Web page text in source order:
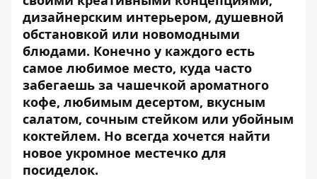
дизайнерским интерьером, душевной
обстановкой или новомодными
блюдами. Конечно у каждого есть
самое любимое место, куда часто
забегаешь за чашечкой ароматного
кофе, любимым десертом, вкусным
салатом, сочным стейком или убойным
коктейлем. Но всегда хочется найти
новое укромное местечко для
посиделок.